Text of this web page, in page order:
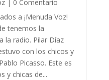
| 0 Comentario
a ¡Menuda Voz!
tenemos la
la radio. Pilar Díaz
con los chicos y
Picasso. Este es
y chicas de...